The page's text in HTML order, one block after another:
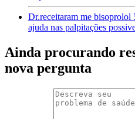
Dr.receitaram me bisoprolol
ajuda nas palpitações
Ainda procurando
nova pergunta